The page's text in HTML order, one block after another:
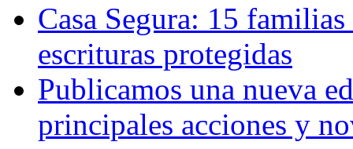
Casa Segura: 15
escrituras protegidas
Publicamos una nueva
principales acciones y